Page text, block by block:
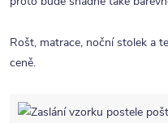
Rošt, matrace, noční stolek a
ceně.